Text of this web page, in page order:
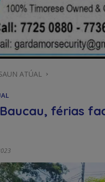
ATÚAL
férias